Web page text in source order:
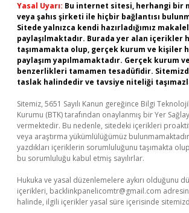
Yasal Uyarı: Bu internet sitesi, herhangi bir
veya şahıs şirketi ile hiçbir bağlantısı
Sitede yalnızca kendi hazırladığımız
paylaşılmaktadır. Burada yer alan içerikler
taşımamakta olup, gerçek kurum ve kişiler
paylaşım yapılmamaktadır. Gerçek kurum
benzerlikleri tamamen tesadüfidir.
taslak halindedir ve tavsiye niteliği
Sitemiz, 5651 Sayılı Kanun gereğince Bilgi
Kurumu (BTK) tarafından onaylanmış bir Yer
vermektedir. Bu nedenle, sitedeki içerikleri
veya araştırma yükümlülüğümüz
yazdıkları içeriklerin sorumluluğunu taşımakta
bu sorumluluğu kabul etmiş sayılırlar.
Hukuka ve yasal düzenlemelere aykırı olduğunu
içerikleri, backlinkpanelicomtr@gmail.com
halinde, ilgili içerikler yasal süre içerisinde